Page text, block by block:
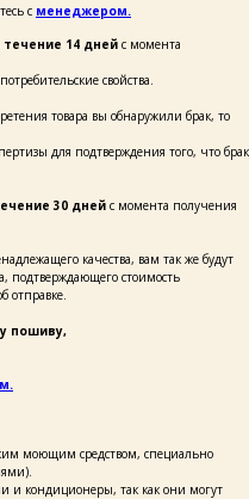
с менеджером.
течение 14 дней с момента
свойства.
товара вы обнаружили брак, то
для подтверждения того, что брак
30 дней с момента получения
качества, вам так же будут
подтверждающего стоимость
отправке.
пошиву,
моющим средством, специально
и кондиционеры, так как они могут